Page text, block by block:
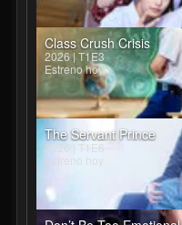
Class Crush Crisis
2026 | T1E3
Estreno hoy
The Servant Prince
2026 | T1E6
Estreno hoy